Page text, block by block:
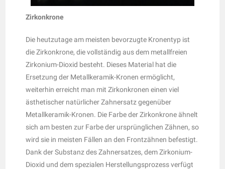
Zirkonkrone
Die heutzutage am meisten bevorzugte Kronentyp ist
die Zirkonkrone, die vollständig aus dem metallfreien
Zirkonium-Dioxid besteht. Dieses Material hat die
Ersetzung der Metallkeramik-Kronen ermöglicht,
weiterhin erreicht man mit Zirkonkronen einen viel
ästhetischer natürlicher Zahnersatz gegenüber
Metallkeramik-Kronen. Die Farbe der Zirkonkrone ähnelt
sich am besten zur Farbe der ursprünglichen Zähnen, so
wird sie in meisten Fällen an den Frontzähnen befestigt.
Dank der Substanz des Zahnersatzes, dem Zirkonium-
Dioxid und dem spezialen Herstellungsprozess verfügt